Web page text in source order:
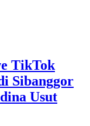
TikTok
Sibanggor
Usut